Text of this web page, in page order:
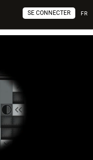
FR
SE CONNECTER